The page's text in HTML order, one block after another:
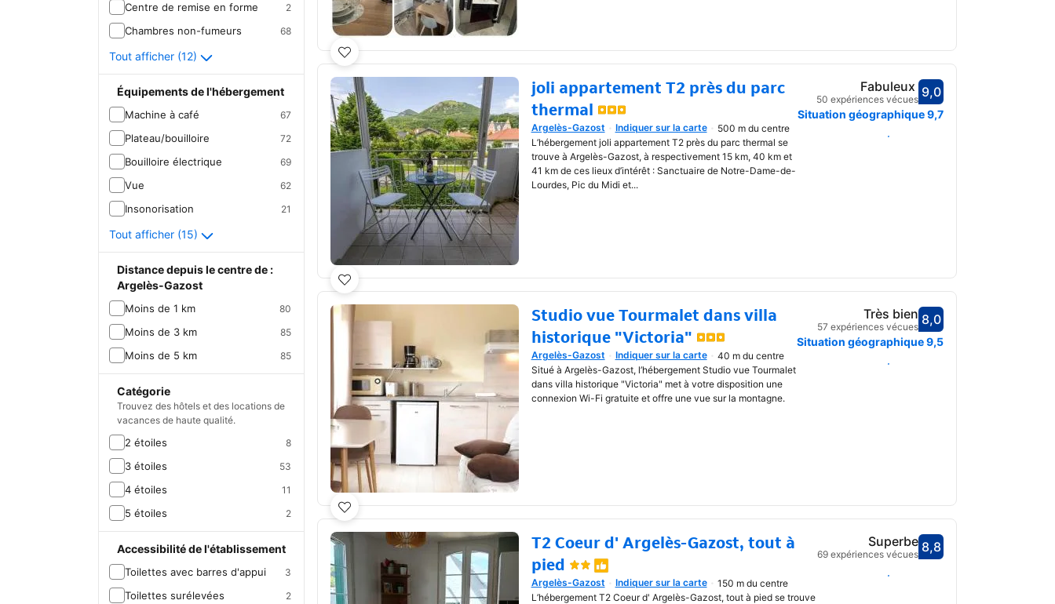
Centre de remise en forme 2
Chambres non-fumeurs 68
Tout afficher (12)
Équipements de l'hébergement
Machine à café 67
Plateau/bouilloire 72
Bouilloire électrique 69
Vue 62
Insonorisation 21
Tout afficher (15)
Distance depuis le centre de :
Argelès-Gazost
Moins de 1 km 80
Moins de 3 km 85
Moins de 5 km 85
Catégorie
Trouvez des hôtels et des locations de
vacances de haute qualité.
2 étoiles 8
3 étoiles 53
4 étoiles 11
5 étoiles 2
Accessibilité de l'établissement
Toilettes avec barres d'appui 3
Toilettes surélevées 2
joli appartement T2 près du parc
thermal
Une nouvelle fenêtre va s'ouvrir
Argelès-Gazost Indiquer sur la carte
500 m du centre
L’hébergement joli appartement T2 près du parc thermal se
trouve à Argelès-Gazost, à respectivement 15 km, 40 km et
41 km de ces lieux d’intérêt : Sanctuaire de Notre-Dame-de-
Lourdes, Pic du Midi et...
Avec une note de 9,0
9,0
Fabuleux
50 expériences vécues
Situation géographique9,7
Choisir des dates
Studio vue Tourmalet dans villa
historique "Victoria"
Une nouvelle fenêtre va s'ouvrir
Argelès-Gazost Indiquer sur la carte
40 m du centre
Situé à Argelès-Gazost, l’hébergement Studio vue Tourmalet
dans villa historique "Victoria" met à votre disposition une
connexion Wi-Fi gratuite et offre une vue sur la montagne.
Avec une note de 8,0
8,0
Très bien
57 expériences vécues
Situation géographique9,5
Choisir des dates
T2 Coeur d' Argelès-Gazost, tout à
pied
Une nouvelle fenêtre va s'ouvrir
Argelès-Gazost Indiquer sur la carte
150 m du centre
L’hébergement T2 Coeur d' Argelès-Gazost, tout à pied se trouve
Avec une note de 8,8
8,8
Superbe
69 expériences vécues
Choisir des dates